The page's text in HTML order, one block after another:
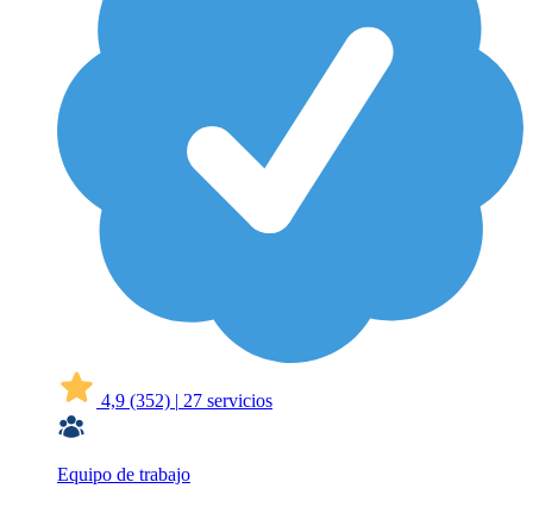
4,9 (352) | 27 servicios
Equipo de trabajo